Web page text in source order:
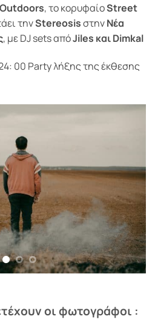
, το κορυφαίοStreet
τηνStereosisστηνΝέα
, με DJ sets απόJiles και Dimkal
00 Party λήξης της έκθεσης
οι φωτογράφοι :